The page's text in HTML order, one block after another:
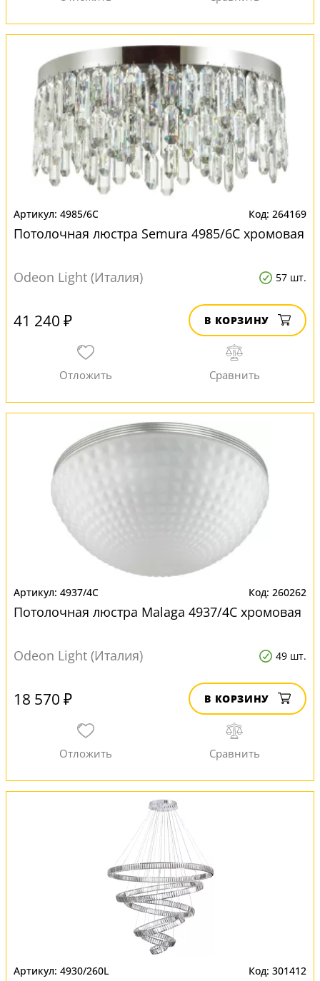
4985/6C 264169
Потолочная люстра Semura 4985/6C хромовая
Odeon Light (Италия) 57 шт.
41 240 ₽ В КОРЗИНУ
4937/4C 260262
Потолочная люстра Malaga 4937/4C хромовая
Odeon Light (Италия) 49 шт.
18 570 ₽ В КОРЗИНУ
4930/260L 301412